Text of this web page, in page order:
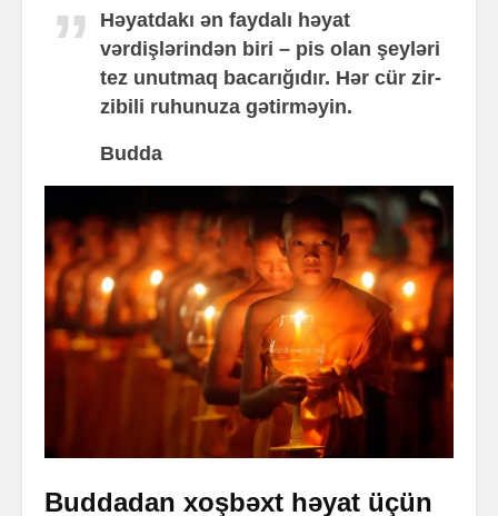
Həyatdakı ən faydalı həyat
vərdişlərindən biri – pis olan şeyləri
tez unutmaq bacarığıdır. Hər cür zir-
zibili ruhunuza gətirməyin.
Budda
Buddadan xoşbəxt həyat üçün